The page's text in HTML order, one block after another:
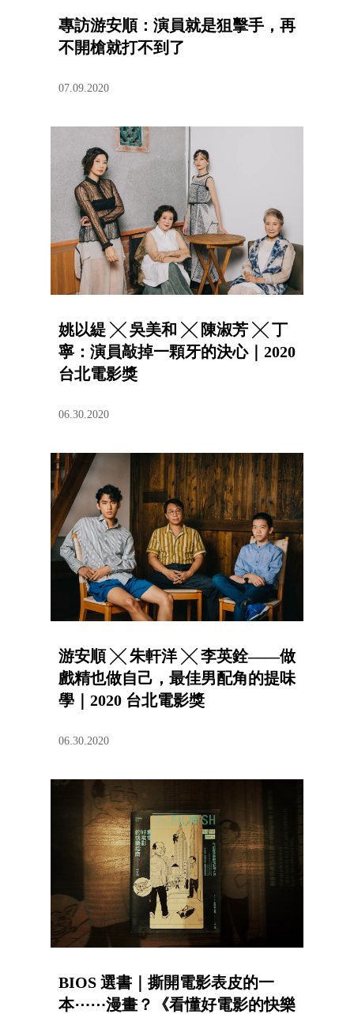
專訪游安順：演員就是狙擊手，再
不開槍就打不到了
07.09.2020
姚以緹 ╳ 吳美和 ╳ 陳淑芳 ╳ 丁
寧：演員敲掉一顆牙的決心｜2020
台北電影獎
06.30.2020
游安順 ╳ 朱軒洋 ╳ 李英銓——做
戲精也做自己，最佳男配角的提味
學｜2020 台北電影獎
06.30.2020
BIOS 選書｜撕開電影表皮的一
本⋯⋯漫畫？《看懂好電影的快樂